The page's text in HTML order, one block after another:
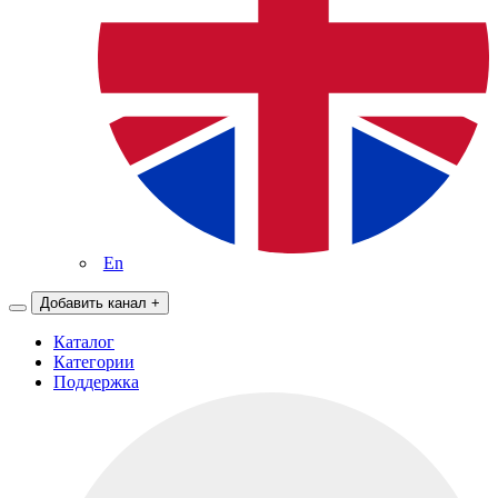
En
Добавить канал +
Каталог
Категории
Поддержка